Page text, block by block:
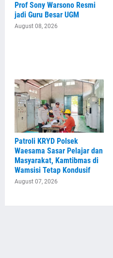
Prof Sony Warsono Resmi
jadi Guru Besar UGM
August 08, 2026
Patroli KRYD Polsek
Waesama Sasar Pelajar dan
Masyarakat, Kamtibmas di
Wamsisi Tetap Kondusif
August 07, 2026